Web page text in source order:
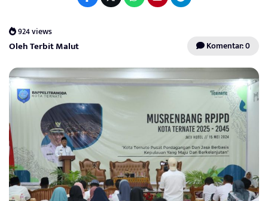
924 views
Oleh Terbit Malut Komentar: 0